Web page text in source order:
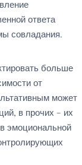
ответа
совладания.
больше
от
может
в прочих – их
эмоциональной